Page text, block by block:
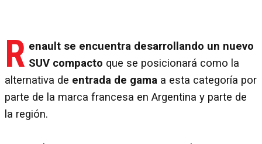
R enault se encuentra desarrollando un nuevo
SUV compacto que se posicionará como la
alternativa de entrada de gama a esta categoría por
parte de la marca francesa en Argentina y parte de
la región.